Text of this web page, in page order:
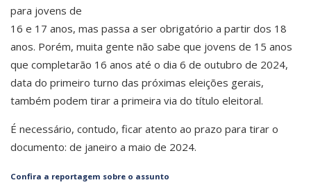
para jovens de
16 e 17 anos, mas passa a ser obrigatório a partir dos 18
anos. Porém, muita gente não sabe que jovens de 15 anos
que completarão 16 anos até o dia 6 de outubro de 2024,
data do primeiro turno das próximas eleições gerais,
também podem tirar a primeira via do título eleitoral.
É necessário, contudo, ficar atento ao prazo para tirar o
documento: de janeiro a maio de 2024.
Confira a reportagem sobre o assunto